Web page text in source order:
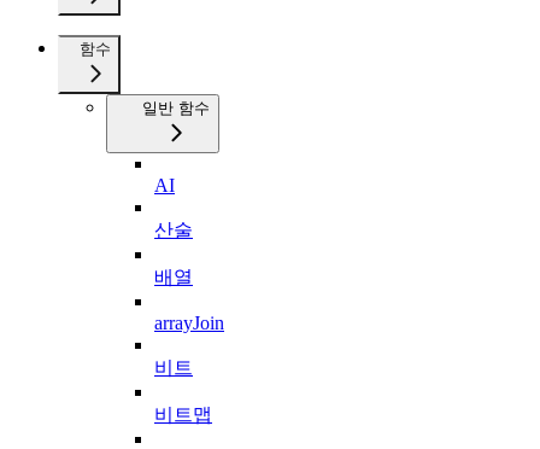
함수
일반 함수
AI
산술
배열
arrayJoin
비트
비트맵